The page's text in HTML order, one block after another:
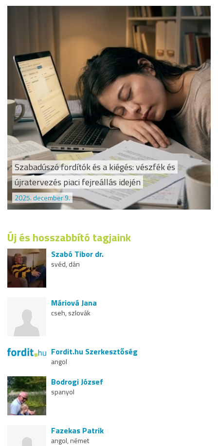
Szabadúszó fordítók és a kiégés: vészfék és
újratervezés piaci fejreállás idején
2025. december 9.
Új és hosszabbító tagjaink
Szabó Tibor dr.
svéd, dán
Máriová Jana
cseh, szlovák
Fordit.hu Szerkesztőség
angol
Bodrogi József
spanyol
Fazekas Patrik
angol, német